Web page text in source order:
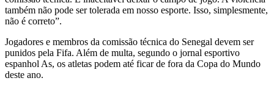
também não pode ser tolerada em nosso esporte. Isso, simplesmente,
não é correto”.
Jogadores e membros da comissão técnica do Senegal devem ser
punidos pela Fifa. Além de multa, segundo o jornal esportivo
espanhol As, os atletas podem até ficar de fora da Copa do Mundo
deste ano.